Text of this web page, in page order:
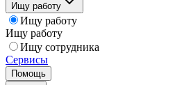
Ищу работу
Ищу работу
Ищу работу
Ищу сотрудника
Сервисы
Помощь